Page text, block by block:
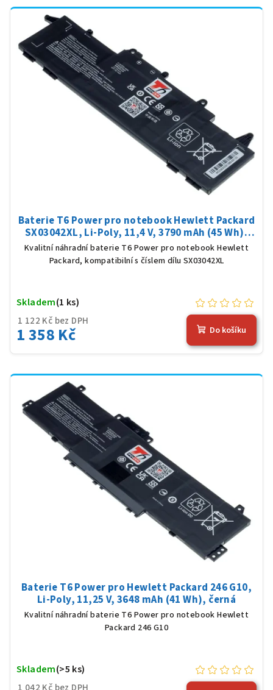
Baterie T6 Power pro notebook Hewlett Packard
SX03042XL, Li-Poly, 11,4 V, 3790 mAh (45 Wh),
černá
Kvalitní náhradní baterie T6 Power pro notebook Hewlett
Packard, kompatibilní s číslem dílu SX03042XL
1 122 Kč bez DPH
1 358 Kč
Skladem(1 ks)
Do košíku
Baterie T6 Power pro Hewlett Packard 246 G10,
Li-Poly, 11,25 V, 3648 mAh (41 Wh), černá
Kvalitní náhradní baterie T6 Power pro notebook Hewlett
Packard 246 G10
Skladem(>5 ks)